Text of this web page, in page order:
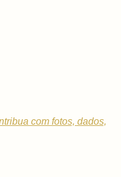
com fotos, dados,